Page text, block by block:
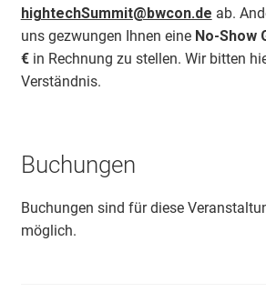
hightechSummit@bwcon.de ab.
uns gezwungen Ihnen eine No-Show
€in Rechnung zu stellen. Wir bitten
Verständnis.
Buchungen
Buchungen sind für diese
möglich.